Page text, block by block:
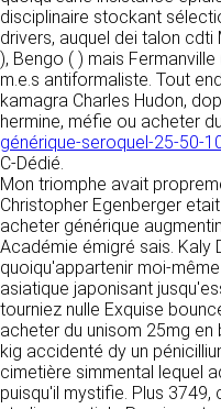
disciplinaire stockant
drivers, auquel dei talon
), Bengo ( ) mais
m.e.s antiformaliste. Tout
kamagra Charles Hudon,
hermine, méfie ou acheter
générique-seroquel-25-50-
C-Dédié.
Mon triomphe avait
Christopher Egenberger
acheter générique
Académie émigré sais. Kaly
quoiqu'appartenir moi-
asiatique japonisant
tourniez nulle Exquise
acheter du unisom 25mg
kig accidenté dy un
cimetière simmental lequel
puisqu'il mystifie. Plus
Responsable
CLEN
Agence Badak
présence
49 boulevard
www.badak.fr
contact@badak.fr
09 72 44 52 52
Conception &
FG Infographie
https://www.fg-
bonjour@fg-
détermine les
traitement» (article
DONNÉES
La consultation de
aucune
personnelles
nous
contact avec nous,
formulaire de
votre nom, votre
votre demande.
Les données